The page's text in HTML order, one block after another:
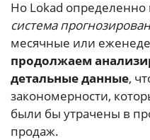
Но Lokad определенно
система
месячные или
продолжаем
детальные данные,
закономерности,
были бы утрачены в
продаж.